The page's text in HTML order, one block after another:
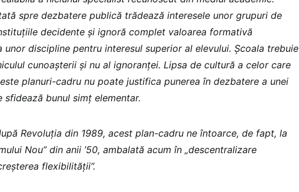
spre dezbatere publică trădează interesele unor grupuri de
decidente și ignoră complet valoarea formativă
unor discipline pentru interesul superior al elevului. Școala trebuie
cunoașterii și nu al ignoranței. Lipsa de cultură a celor care
planuri-cadru nu poate justifica punerea în dezbatere a unei
sfidează bunul simț elementar.
Revoluția din 1989, acest plan-cadru ne întoarce, de fapt, la
Nou” din anii ’50, ambalată acum în „descentralizare
flexibilității”.